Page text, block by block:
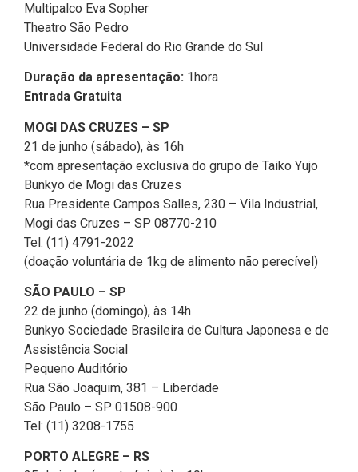
Multipalco Eva Sopher
Theatro São Pedro
Universidade Federal do Rio Grande do Sul
Duração da apresentação: 1hora
Entrada Gratuita
MOGI DAS CRUZES – SP
21 de junho (sábado), às 16h
*com apresentação exclusiva do grupo de Taiko Yujo
Bunkyo de Mogi das Cruzes
Rua Presidente Campos Salles, 230 – Vila Industrial,
Mogi das Cruzes – SP 08770-210
Tel. (11) 4791-2022
(doação voluntária de 1kg de alimento não perecível)
SÃO PAULO – SP
22 de junho (domingo), às 14h
Bunkyo Sociedade Brasileira de Cultura Japonesa e de
Assistência Social
Pequeno Auditório
Rua São Joaquim, 381 – Liberdade
São Paulo – SP 01508-900
Tel: (11) 3208-1755
PORTO ALEGRE – RS